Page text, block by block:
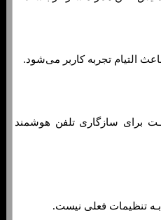
التیام تجربه کاربر می‌شود.
برای سازگاری تلفن هوشمند
بـه تنظیمات فعلی نیست.